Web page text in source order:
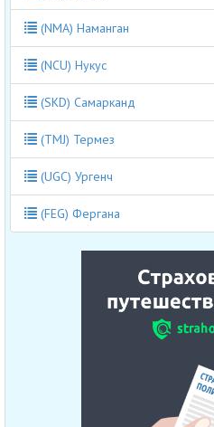
(NMA) Наманган
(NCU) Нукус
(SKD) Самарканд
(TMJ) Термез
(UGC) Ургенч
(FEG) Фергана